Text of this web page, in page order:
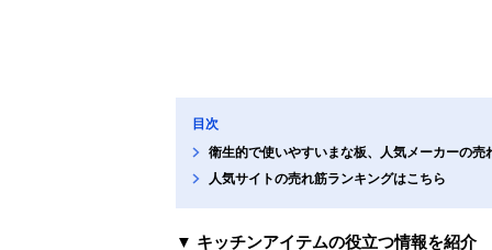
目次
衛生的で使いやすいまな板、人気メーカーの売
人気サイトの売れ筋ランキングはこちら
▼ キッチンアイテムの役立つ情報を紹介